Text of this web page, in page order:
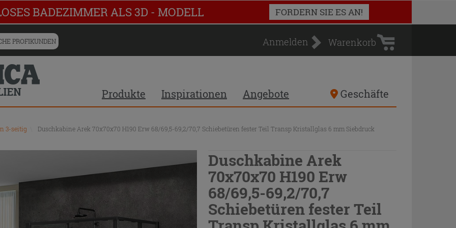
BADEZIMMER ALS 3D - MODELL FORDERN SIE ES AN!
PROFIKUNDEN Anmelden
Warenkorb
Warenkorb
Produkte Inspirationen Angebote Geschäfte
3-seitig
Duschkabine Arek 70x70x70 H190 Erw 68/69,5-69,2/70,7 Schiebetüren fester Teil Transp Kristallglas 6 mm Siebdruck
Duschkabine Arek
70x70x70 H190 Erw
68/69,5-69,2/70,7
Schiebetüren fester Teil